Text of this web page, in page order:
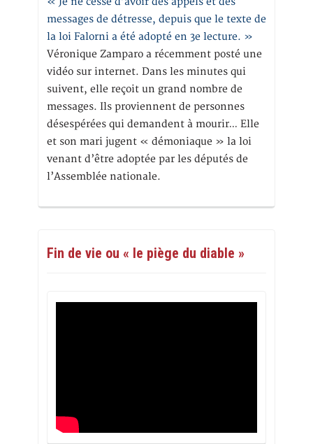
messages de détresse, depuis que le texte de
la loi Falorni a été adopté en 3e lecture. »
Véronique Zamparo a récemment posté une
vidéo sur internet. Dans les minutes qui
suivent, elle reçoit un grand nombre de
messages. Ils proviennent de personnes
désespérées qui demandent à mourir… Elle
et son mari jugent « démoniaque » la loi
venant d’être adoptée par les députés de
l’Assemblée nationale.
Fin de vie ou « le piège du diable »